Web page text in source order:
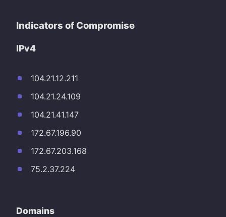
Indicators of Compromise
IPv4
104.21.12.211
104.21.24.109
104.21.41.147
172.67.196.90
172.67.203.168
75.2.37.224
Domains